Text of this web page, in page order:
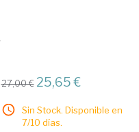
27,00 € 25,65 €
Sin Stock. Disponible en
7/10 días.